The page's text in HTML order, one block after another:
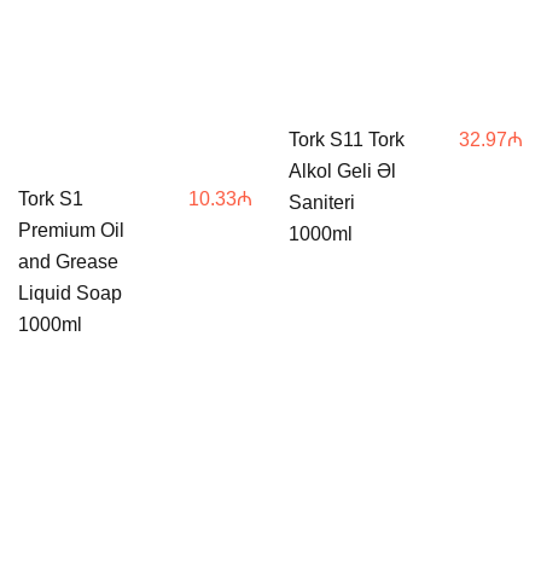
Tork S1
Premium Oil
and Grease
Liquid Soap
1000ml
10.33₼
Tork S11 Tork
Alkol Geli Əl
Saniteri
1000ml
32.97₼